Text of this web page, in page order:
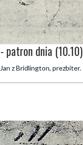
patron dnia (10.10)
z Bridlington, prezbiter.